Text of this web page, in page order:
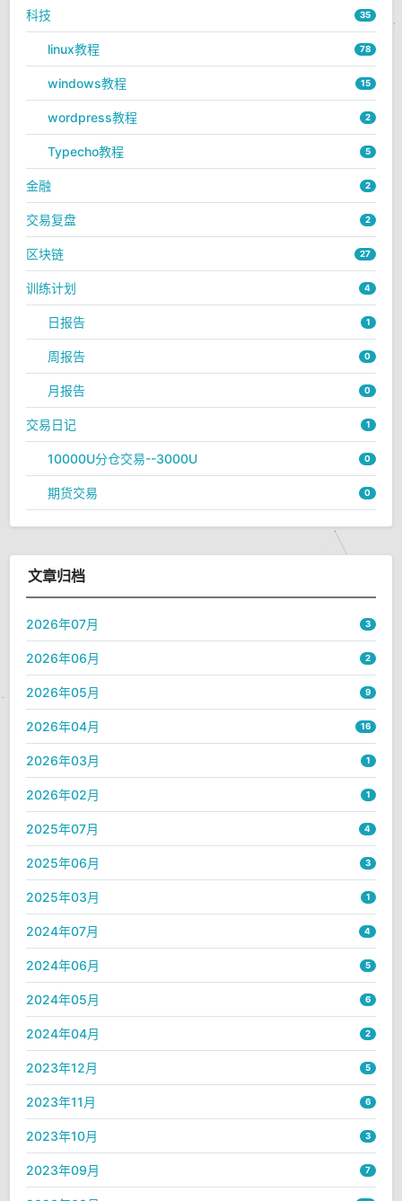
科技 35
linux教程 78
windows教程 15
wordpress教程 2
Typecho教程 5
金融 2
交易复盘 2
区块链 27
训练计划 4
日报告 1
周报告 0
月报告 0
交易日记 1
10000U分仓交易--3000U 0
期货交易 0
文章归档
2026年07月 3
2026年06月 2
2026年05月 9
2026年04月 16
2026年03月 1
2026年02月 1
2025年07月 4
2025年06月 3
2025年03月 1
2024年07月 4
2024年06月 5
2024年05月 6
2024年04月 2
2023年12月 5
2023年11月 6
2023年10月 3
2023年09月 7